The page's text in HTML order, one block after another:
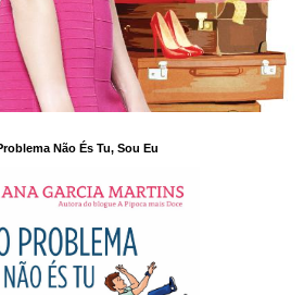
Não És Tu, Sou Eu